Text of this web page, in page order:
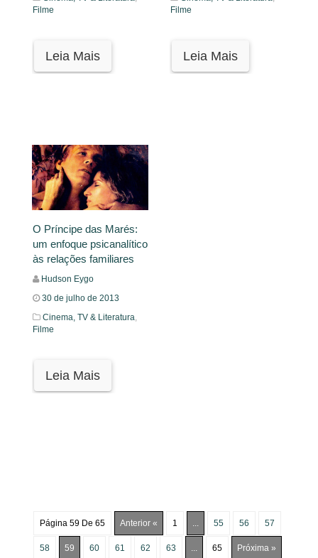
Filme
Leia Mais
Filme
Leia Mais
O Príncipe das Marés:
um enfoque psicanalítico
às relações familiares
Hudson Eygo
30 de julho de 2013
Cinema, TV & Literatura,
Filme
Leia Mais
Página 59 De 65 Anterior « 1 ... 55 56 57
58 59 60 61 62 63 ... 65 Próxima »